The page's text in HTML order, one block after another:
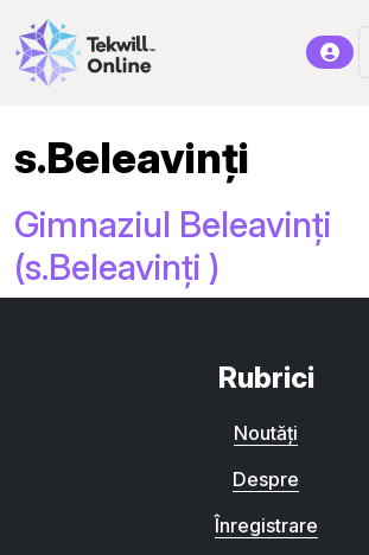
s.Beleavinți
Gimnaziul Beleavinți
(s.Beleavinți )
Rubrici
Noutăți
Despre
Înregistrare